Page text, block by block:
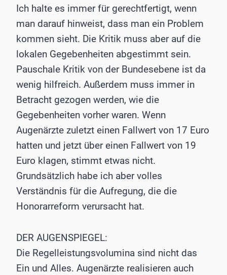
Ich halte es immer für gerechtfertigt, wenn
man darauf hinweist, dass man ein Problem
kommen sieht. Die Kritik muss aber auf die
lokalen Gegebenheiten abgestimmt sein.
Pauschale Kritik von der Bundesebene ist da
wenig hilfreich. Außerdem muss immer in
Betracht gezogen werden, wie die
Gegebenheiten vorher waren. Wenn
Augenärzte zuletzt einen Fallwert von 17 Euro
hatten und jetzt über einen Fallwert von 19
Euro klagen, stimmt etwas nicht.
Grundsätzlich habe ich aber volles
Verständnis für die Aufregung, die die
Honorarreform verursacht hat.
DER AUGENSPIEGEL:
Die Regelleistungsvolumina sind nicht das
Ein und Alles. Augen­ärzte realisieren auch